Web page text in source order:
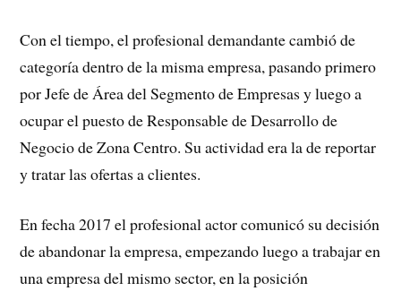
Con el tiempo, el profesional demandante cambió de
categoría dentro de la misma empresa, pasando primero
por Jefe de Área del Segmento de Empresas y luego a
ocupar el puesto de Responsable de Desarrollo de
Negocio de Zona Centro. Su actividad era la de reportar
y tratar las ofertas a clientes.
En fecha 2017 el profesional actor comunicó su decisión
de abandonar la empresa, empezando luego a trabajar en
una empresa del mismo sector, en la posición